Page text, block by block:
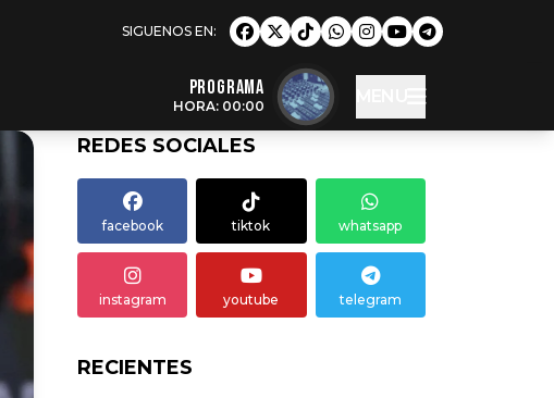
Programa
HORA: 00:00
REDES SOCIALES
facebook tiktok whatsapp
instagram youtube telegram
RECIENTES